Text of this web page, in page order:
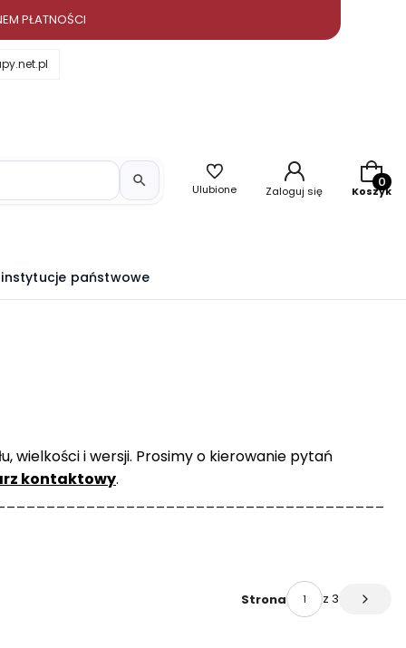
PŁATNOŚCI
Ulubione Zaloguj się Koszyk
instytucje państwowe
wielkości i wersji. Prosimy o kierowanie pytań
kontaktowy.
Strona z 3